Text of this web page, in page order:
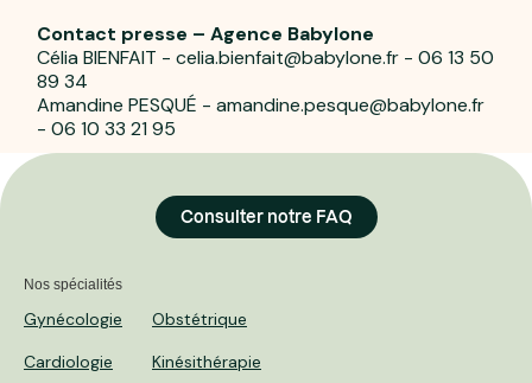
Contact presse – Agence Babylone
Célia BIENFAIT - celia.bienfait@babylone.fr - 06 13 50
89 34
Amandine PESQUÉ - amandine.pesque@babylone.fr
- 06 10 33 21 95
Consulter notre FAQ
Nos spécialités
Gynécologie
Obstétrique
Cardiologie
Kinésithérapie